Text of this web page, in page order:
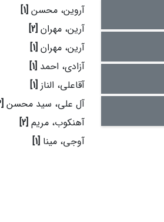
آروین، محسن [1]
آرین، مهران [2]
آرین، مهران [1]
آزادی، احمد [1]
آقاعلی، الناز [1]
آل علی، سید محسن [3]
آهنکوب، مریم [2]
آوجی، مینا [1]